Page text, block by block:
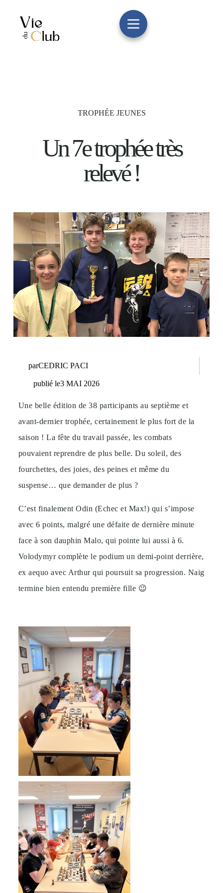
TROPHÉE JEUNES
Un 7e trophée très
relevé !
parCEDRIC PACI
publié le3 MAI 2026
Une belle édition de 38 participants au septième et
avant-dernier trophée, certainement le plus fort de la
saison ! La fête du travail passée, les combats
pouvaient reprendre de plus belle. Du soleil, des
fourchettes, des joies, des peines et même du
suspense… que demander de plus ?
C’est finalement Odin (Echec et Max!) qui s’impose
avec 6 points, malgré une défaite de dernière minute
face à son dauphin Malo, qui pointe lui aussi à 6.
Volodymyr complète le podium un demi-point derrière,
ex aequo avec Arthur qui poursuit sa progression. Naig
termine bien entendu première fille 😉